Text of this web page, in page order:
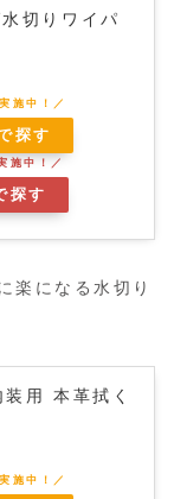
切りワイパ
探す
探す
楽になる水切り
用 本革拭く